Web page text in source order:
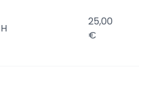
H
25,00
€